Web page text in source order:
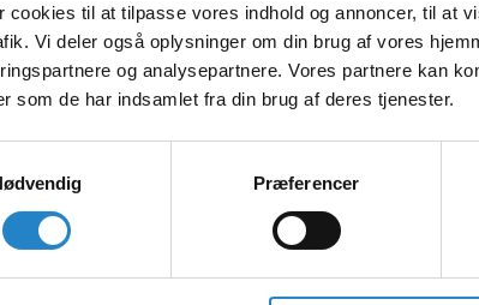
cookies til at tilpasse vores indhold og annoncer, til at
Vi deler også oplysninger om din brug af vores
og analysepartnere. Vores partnere kan
som de har indsamlet fra din brug af deres tjenester.
Præferencer